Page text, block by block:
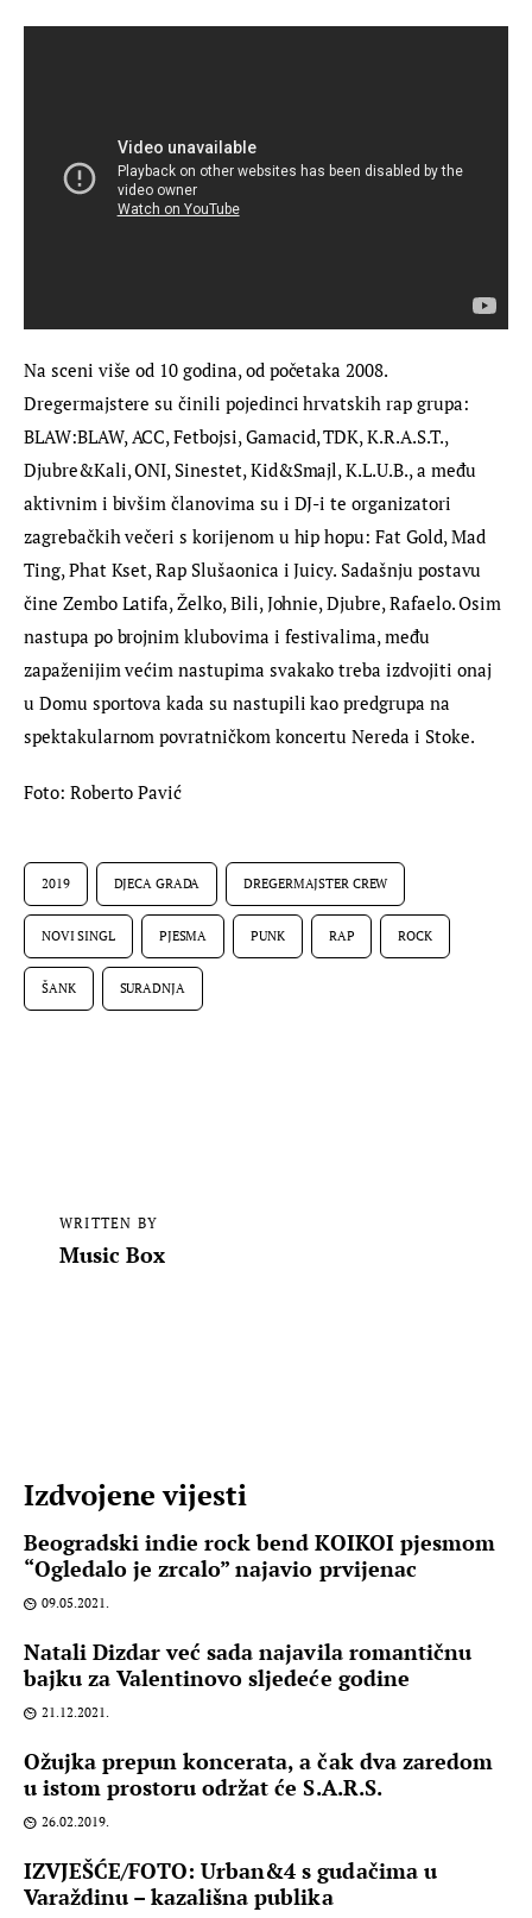
Na sceni više od 10 godina, od početaka 2008.
Dregermajstere su činili pojedinci hrvatskih rap grupa:
BLAW:BLAW, ACC, Fetbojsi, Gamacid, TDK, K.R.A.S.T.,
Djubre&Kali, ONI, Sinestet, Kid&Smajl, K.L.U.B., a među
aktivnim i bivšim članovima su i DJ-i te organizatori
zagrebačkih večeri s korijenom u hip hopu: Fat Gold, Mad
Ting, Phat Kset, Rap Slušaonica i Juicy. Sadašnju postavu
čine Zembo Latifa, Želko, Bili, Johnie, Djubre, Rafaelo. Osim
nastupa po brojnim klubovima i festivalima, među
zapaženijim većim nastupima svakako treba izdvojiti onaj
u Domu sportova kada su nastupili kao predgrupa na
spektakularnom povratničkom koncertu Nereda i Stoke.
Foto: Roberto Pavić
2019 DJECA GRADA DREGERMAJSTER CREW
NOVI SINGL PJESMA PUNK RAP ROCK
ŠANK SURADNJA
WRITTEN BY
Music Box
Izdvojene vijesti
Beogradski indie rock bend KOIKOI pjesmom
“Ogledalo je zrcalo” najavio prvijenac
09.05.2021.
Natali Dizdar već sada najavila romantičnu
bajku za Valentinovo sljedeće godine
21.12.2021.
Ožujka prepun koncerata, a čak dva zaredom
u istom prostoru održat će S.A.R.S.
26.02.2019.
IZVJEŠĆE/FOTO: Urban&4 s gudačima u
Varaždinu – kazališna publika